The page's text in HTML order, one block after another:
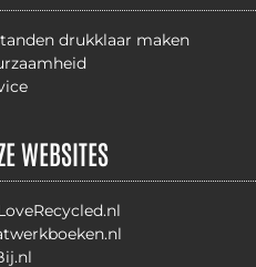
drukklaar maken
WEBSITES